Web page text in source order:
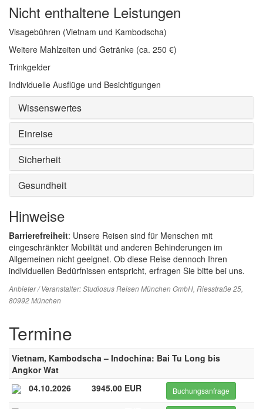
Nicht enthaltene Leistungen
Visagebühren (Vietnam und Kambodscha)
Weitere Mahlzeiten und Getränke (ca. 250 €)
Trinkgelder
Individuelle Ausflüge und Besichtigungen
Wissenswertes
Einreise
Sicherheit
Gesundheit
Hinweise
Barrierefreiheit: Unsere Reisen sind für Menschen mit
eingeschränkter Mobilität und anderen Behinderungen im
Allgemeinen nicht geeignet. Ob diese Reise dennoch Ihren
individuellen Bedürfnissen entspricht, erfragen Sie bitte bei uns.
Anbieter / Veranstalter:Studiosus Reisen München GmbH, Riesstraße 25,
80992 München
Termine
Vietnam, Kambodscha – Indochina: Bai Tu Long bis
Angkor Wat
04.10.2026
3945.00 EUR Buchungsanfrage